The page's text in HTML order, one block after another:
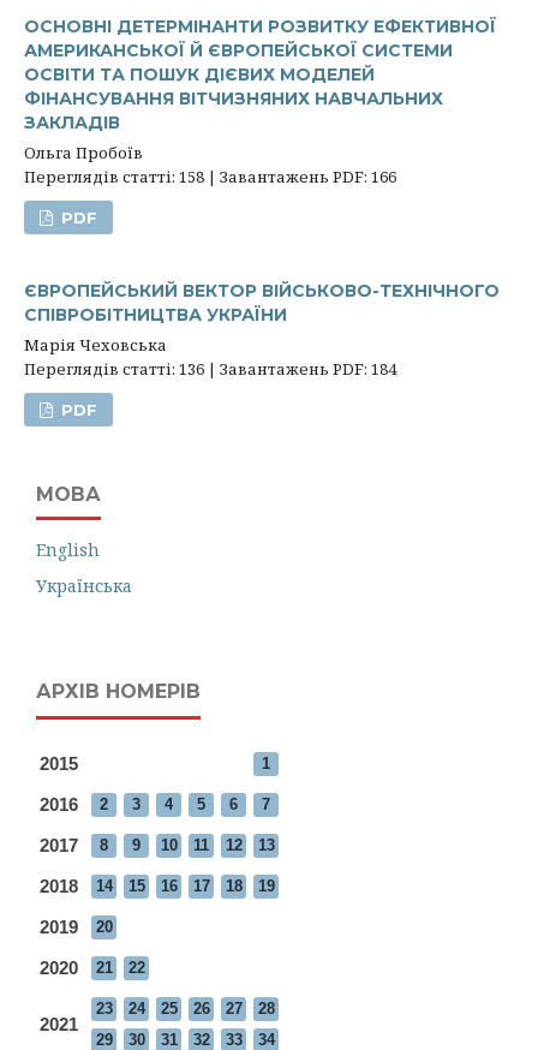
ОСНОВНІ ДЕТЕРМІНАНТИ РОЗВИТКУ ЕФЕКТИВНОЇ
АМЕРИКАНСЬКОЇ Й ЄВРОПЕЙСЬКОЇ СИСТЕМИ
ОСВІТИ ТА ПОШУК ДІЄВИХ МОДЕЛЕЙ
ФІНАНСУВАННЯ ВІТЧИЗНЯНИХ НАВЧАЛЬНИХ
ЗАКЛАДІВ
Ольга Пробоїв
Переглядів статті: 158 | Завантажень PDF: 166
PDF
ЄВРОПЕЙСЬКИЙ ВЕКТОР ВІЙСЬКОВО-ТЕХНІЧНОГО
СПІВРОБІТНИЦТВА УКРАЇНИ
Марія Чеховська
Переглядів статті: 136 | Завантажень PDF: 184
PDF
МОВА
English
Українська
АРХІВ НОМЕРІВ
2015 1
2016 2 3 4 5 6 7
2017 8 9 10 11 12 13
2018 14 15 16 17 18 19
2019 20
2020 21 22
2021
23 24 25 26 27
28
29
30 31 32 33 34